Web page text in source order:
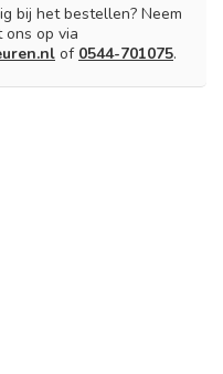
bij het bestellen? Neem
op via
of 0544-701075.